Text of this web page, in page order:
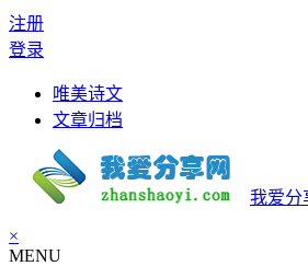
注册
登录
唯美诗文
文章归档
我爱分
×
MENU